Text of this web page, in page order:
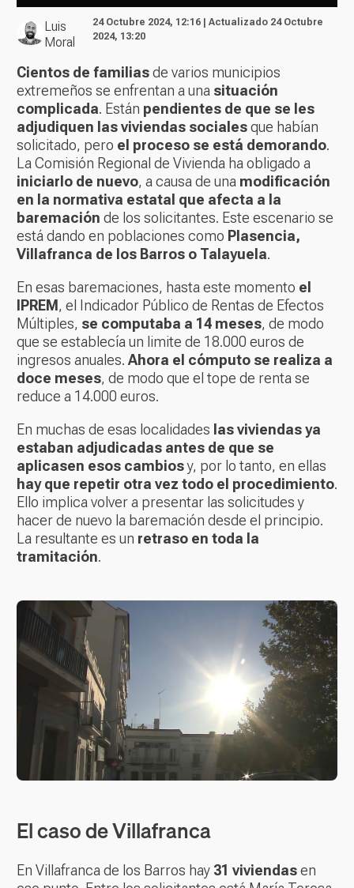
Luis
Moral
24 Octubre 2024, 12:16 | Actualizado 24 Octubre
2024, 13:20
Cientos de familiasde varios municipios
extremeños se enfrentan a una situación
complicada. Están pendientes de que se les
adjudiquen las viviendas socialesque habían
solicitado, pero el proceso se está demorando.
La Comisión Regional de Vivienda ha obligado a
iniciarlo de nuevo, a causa de una modificación
en la normativa estatal que afecta a la
baremación de los solicitantes. Este escenario se
está dando en poblaciones como Plasencia,
Villafranca de los Barros o Talayuela.
En esas baremaciones, hasta este momento el
IPREM , el Indicador Público de Rentas de Efectos
Múltiples, se computaba a 14 meses, de modo
que se establecía un limite de 18.000 euros de
ingresos anuales. Ahora el cómputo se realiza a
doce meses, de modo que el tope de renta se
reduce a 14.000 euros.
En muchas de esas localidades las viviendas ya
estaban adjudicadas antes de que se
aplicasen esos cambiosy, por lo tanto, en ellas
hay que repetir otra vez todo el procedimiento.
Ello implica volver a presentar las solicitudes y
hacer de nuevo la baremación desde el principio.
La resultante es un retraso en toda la
tramitación.
El caso de Villafranca
En Villafranca de los Barros hay 31 viviendasen